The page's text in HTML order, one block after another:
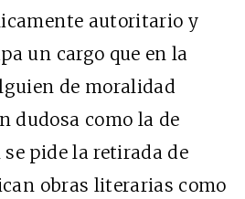
autoritario y
un cargo que en la
de moralidad
dudosa como la de
se pide la retirada de
obras literarias como